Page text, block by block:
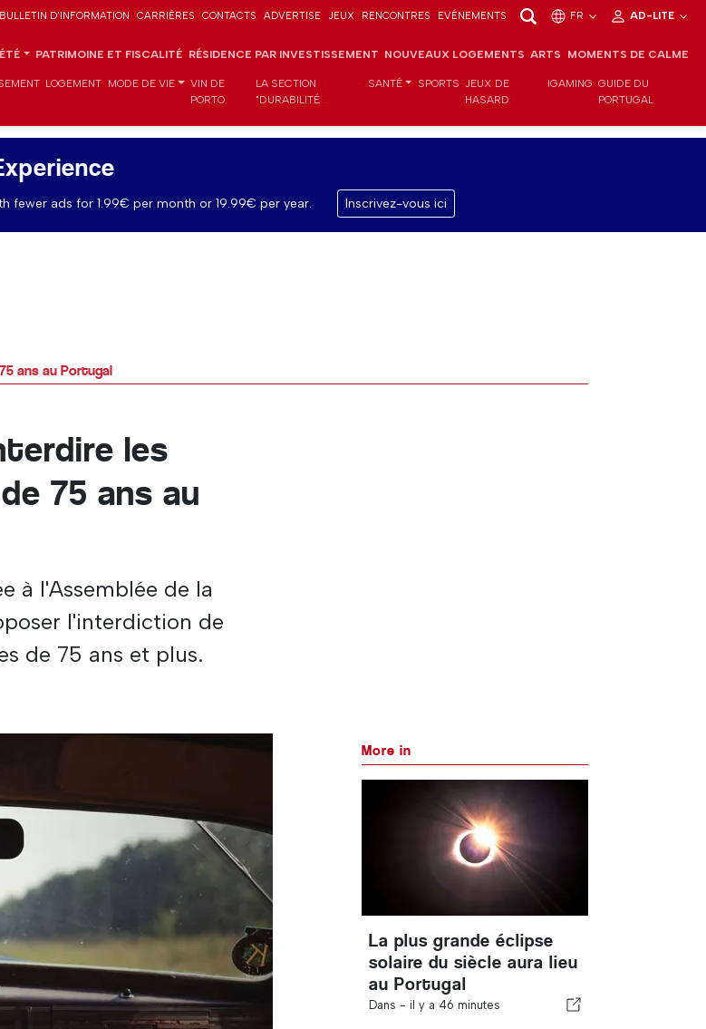
BULLETIN D'INFORMATION CARRIÈRES CONTACTS ADVERTISE JEUX RENCONTRES EVÉNEMENTS FR AD-LITE
PATRIMOINE ET FISCALITÉ RÉSIDENCE PAR INVESTISSEMENT NOUVEAUX LOGEMENTS ARTS MOMENTS DE CALME
LOGEMENT MODE DE VIE
VIN DE
PORTO
LA SECTION
"DURABILITÉ
SANTÉ SPORTS JEUX DE
HASARD
IGAMING GUIDE DU
PORTUGAL
fewer ads for 1.99€ per month or 19.99€ per year. Inscrivez-vous ici
ans au Portugal
les
75 ans au
à l'Assemblée de la
l'interdiction de
de 75 ans et plus.
More in
La plus grande éclipse
solaire du siècle aura lieu
au Portugal
Dans - il y a 46 minutes